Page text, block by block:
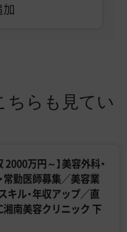
ちらも見てい
2000万円～】美容外科・
常勤医師募集／美容業
キル・年収アップ／直
湘南美容クリニック 下